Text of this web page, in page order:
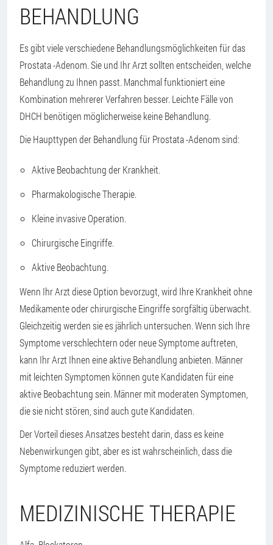
BEHANDLUNG
Es gibt viele verschiedene Behandlungsmöglichkeiten für das
Prostata -Adenom. Sie und Ihr Arzt sollten entscheiden, welche
Behandlung zu Ihnen passt. Manchmal funktioniert eine
Kombination mehrerer Verfahren besser. Leichte Fälle von
DHCH benötigen möglicherweise keine Behandlung.
Die Haupttypen der Behandlung für Prostata -Adenom sind:
Aktive Beobachtung der Krankheit.
Pharmakologische Therapie.
Kleine invasive Operation.
Chirurgische Eingriffe.
Aktive Beobachtung.
Wenn Ihr Arzt diese Option bevorzugt, wird Ihre Krankheit ohne
Medikamente oder chirurgische Eingriffe sorgfältig überwacht.
Gleichzeitig werden sie es jährlich untersuchen. Wenn sich Ihre
Symptome verschlechtern oder neue Symptome auftreten,
kann Ihr Arzt Ihnen eine aktive Behandlung anbieten. Männer
mit leichten Symptomen können gute Kandidaten für eine
aktive Beobachtung sein. Männer mit moderaten Symptomen,
die sie nicht stören, sind auch gute Kandidaten.
Der Vorteil dieses Ansatzes besteht darin, dass es keine
Nebenwirkungen gibt, aber es ist wahrscheinlich, dass die
Symptome reduziert werden.
MEDIZINISCHE THERAPIE